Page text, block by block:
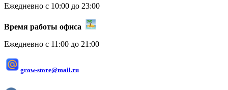
Ежедневно с 10:00 до 23:00
Время работы офиса
Ежедневно с 11:00 до 21:00
grow-store@mail.ru